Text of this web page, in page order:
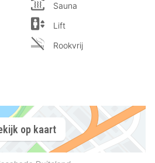
Sauna
Lift
Rookvrij
op kaart